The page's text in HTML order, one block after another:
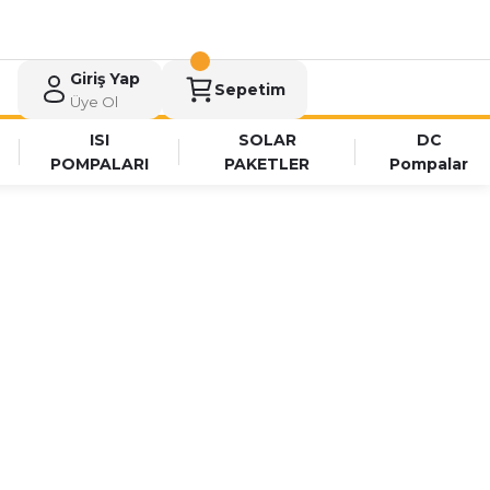
Giriş Yap
Üye Ol
Sepetim
ISI
POMPALARI
SOLAR
PAKETLER
DC
Pompalar